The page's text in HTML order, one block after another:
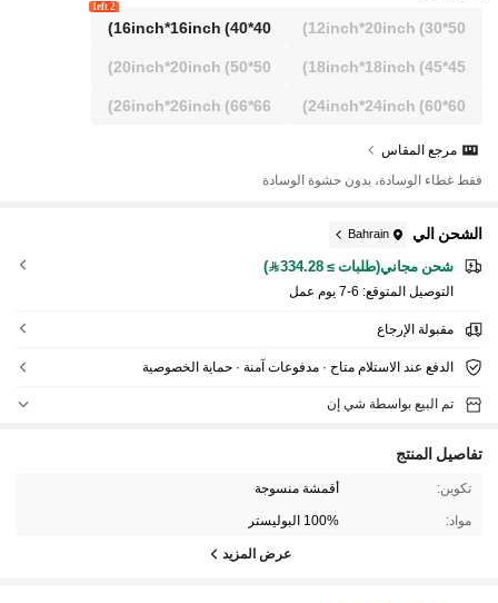
12inch*20inch (30*50)
16inch*16inch (40*40)
2 left
18inch*18inch (45*45)
20inch*20inch (50*50)
24inch*24inch (60*60)
26inch*26inch (66*66)
مرجع المقاس
فقط غطاء الوسادة، بدون حشوة الوسادة
الشحن الي Bahrain
شحن مجاني(طلبات ≥ 334.28)
التوصيل المتوقع: 6-7 يوم عمل
مقبولة الإرجاع
الدفع عند الاستلام متاح · مدفوعات آمنة · حماية الخصوصية
تم البيع بواسطة شي إن
تفاصيل المنتج
تكوين: أقمشة منسوجة
مواد: 100% البوليستر
عرض المزيد